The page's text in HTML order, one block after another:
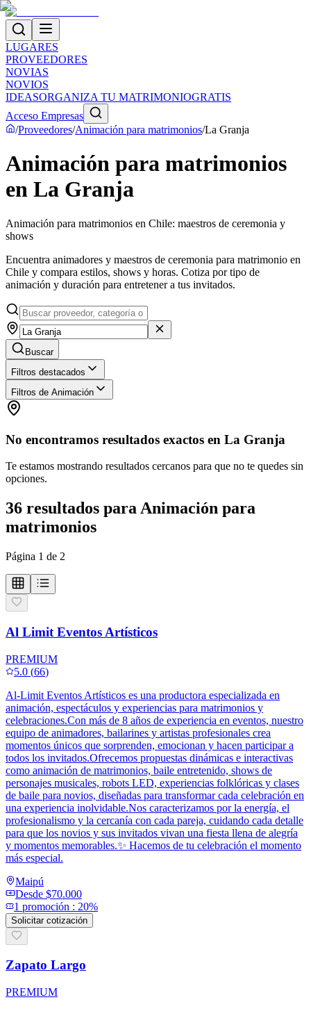
LUGARES
PROVEEDORES
NOVIAS
NOVIOS
IDEASORGANIZA TU MATRIMONIOGRATIS
Acceso Empresas
/Proveedores/Animación para matrimonios/La Granja
Animación para matrimonios
en La Granja
Animación para matrimonios en Chile: maestros de ceremonia y
shows
Encuentra animadores y maestros de ceremonia para matrimonio en
Chile y compara estilos, shows y horas. Cotiza por tipo de
animación y duración para entretener a tus invitados.
Buscar
Filtros destacados
Filtros de Animación
No encontramos resultados exactos en La Granja
Te estamos mostrando resultados cercanos para que no te quedes sin
opciones.
36 resultados paraAnimación para
matrimonios
Página 1 de 2
Al Limit Eventos Artísticos
PREMIUM
5.0 (66)
Al-Limit Eventos Artísticos es una productora especializada en
animación, espectáculos y experiencias para matrimonios y
celebraciones.Con más de 8 años de experiencia en eventos, nuestro
equipo de animadores, bailarines y artistas profesionales crea
momentos únicos que sorprenden, emocionan y hacen participar a
todos los invitados.Ofrecemos propuestas dinámicas e interactivas
como animación de matrimonios, baile entretenido, shows de
personajes musicales, robots LED, experiencias folklóricas y clases
de baile para novios, diseñadas para transformar cada celebración en
una experiencia inolvidable.Nos caracterizamos por la energía, el
profesionalismo y la cercanía con cada pareja, cuidando cada detalle
para que los novios y sus invitados vivan una fiesta llena de alegría
y momentos memorables.✨ Hacemos de tu celebración el momento
más especial.
Maipú
Desde $70.000
1 promoción : 20%
Solicitar cotización
Zapato Largo
PREMIUM